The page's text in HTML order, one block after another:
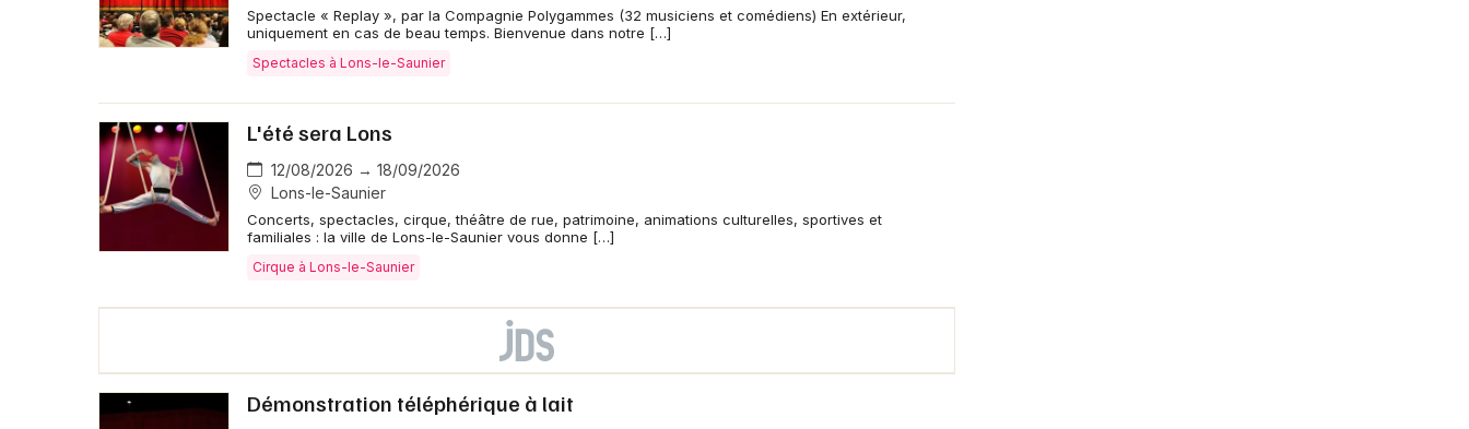
Spectacle « Replay », par la Compagnie Polygammes (32 musiciens et comédiens) En extérieur,
uniquement en cas de beau temps. Bienvenue dans notre […]
Spectacles à Lons-le-Saunier
L'été sera Lons
12/08/2026 → 18/09/2026
Lons-le-Saunier
Concerts, spectacles, cirque, théâtre de rue, patrimoine, animations culturelles, sportives et
familiales : la ville de Lons-le-Saunier vous donne […]
Cirque à Lons-le-Saunier
Démonstration téléphérique à lait